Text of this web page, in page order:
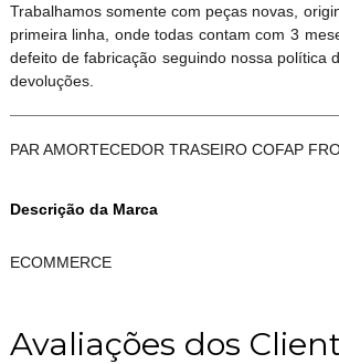
Trabalhamos somente com peças novas,
primeira linha, onde todas contam com 3
defeito de fabricação seguindo nossa política
devoluções.
PAR AMORTECEDOR TRASEIRO COFAP
Descrição da Marca
ECOMMERCE
Avaliações dos